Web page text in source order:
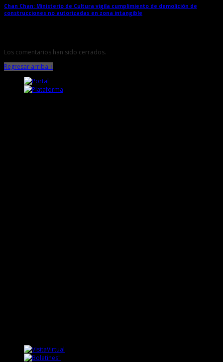
Chan Chan: Ministerio de Cultura vigila cumplimiento de demolición de
construcciones no autorizadas en zona intangible
Los comentarios han sido cerrados.
Regresar arriba ↑